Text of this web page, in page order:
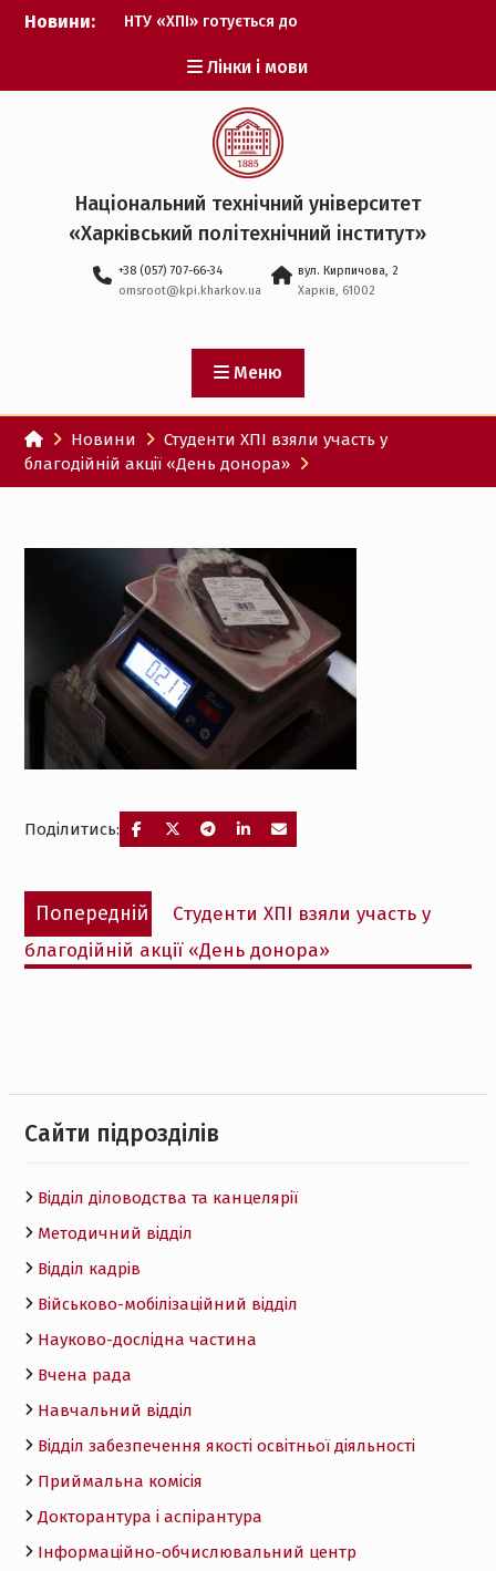
Перейти
Новини:
НТУ «ХПІ» готується до
Музичні таланти ХПІ
запрошуються на
Всеукраїнський
фестиваль «Червона
рута – 2027»
ХПІ уклав угоду про
партнерство з ДержНДІ
технологій кібербезпеки
Головнокомандувачем
Збройних Сил України
участю ХПІ обговорили
перспективи українсько-
іспанського
технологічного
партнерства
Лінки і мови
Національний технічний університет
«Харківський політехнічний iнститут»
+38 (057) 707-66-34
omsroot@kpi.kharkov.ua
вул. Кирпичова, 2
Харків, 61002
Меню
Новини
Студенти ХПІ взяли участь у
благодійній акції «День донора»
Поділитись:
Навігація
записів
Попередній
Попередній
запис:
Студенти ХПІ взяли участь у
благодійній акції «День донора»
Cайти підрозділів
Відділ діловодства та канцелярії
Методичний відділ
Відділ кадрів
Військово-мобілізаційний відділ
Науково-дослідна частина
Вчена рада
Навчальний відділ
Відділ забезпечення якості освітньої діяльності
Приймальна комісія
Докторантура і аспірантура
Інформаційно-обчислювальний центр